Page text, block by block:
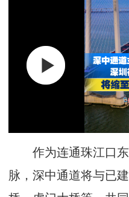
作为连通珠江口东
脉，深中通道将与已